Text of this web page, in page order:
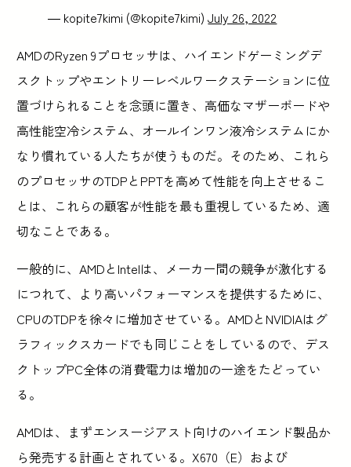
— kopite7kimi (@kopite7kimi)July 26, 2022
AMDのRyzen 9プロセッサは、ハイエンドゲーミングデ
スクトップやエントリーレベルワークステーションに位
置づけられることを念頭に置き、高価なマザーボードや
高性能空冷システム、オールインワン液冷システムにか
なり慣れている人たちが使うものだ。そのため、これら
のプロセッサのTDPとPPTを高めて性能を向上させるこ
とは、これらの顧客が性能を最も重視しているため、適
切なことである。
一般的に、AMDとIntelは、メーカー間の競争が激化する
につれて、より高いパフォーマンスを提供するために、
CPUのTDPを徐々に増加させている。AMDとNVIDIAはグ
ラフィックスカードでも同じことをしているので、デス
クトップPC全体の消費電力は増加の一途をたどってい
る。
AMDは、まずエンスージアスト向けのハイエンド製品か
ら発売する計画とされている。X670（E）および